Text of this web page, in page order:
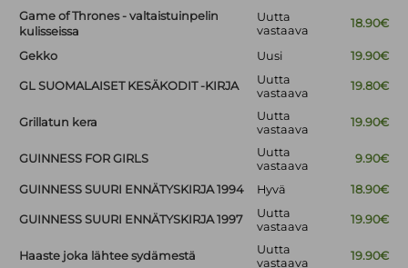
Game of Thrones - valtaistuinpelin
kulisseissa
Uutta
vastaava
18.90€
Gekko Uusi 19.90€
GL SUOMALAISET KESÄKODIT -KIRJA
Uutta
vastaava
19.80€
Grillatun kera
Uutta
vastaava
19.90€
GUINNESS FOR GIRLS
Uutta
vastaava
9.90€
GUINNESS SUURI ENNÄTYSKIRJA 1994 Hyvä 18.90€
GUINNESS SUURI ENNÄTYSKIRJA 1997
Uutta
vastaava
19.90€
Haaste joka lähtee sydämestä
Uutta
vastaava
19.90€